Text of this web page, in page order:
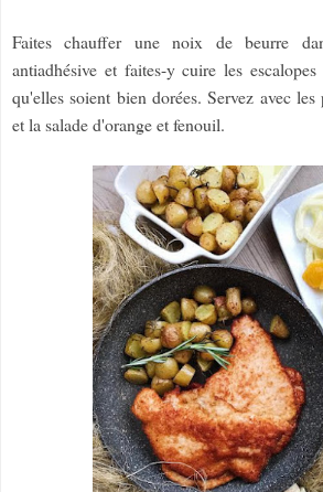
Faites chauffer une noix de beurre
antiadhésive et faites-y cuire les
qu'elles soient bien dorées. Servez avec
et la salade d'orange et fenouil.